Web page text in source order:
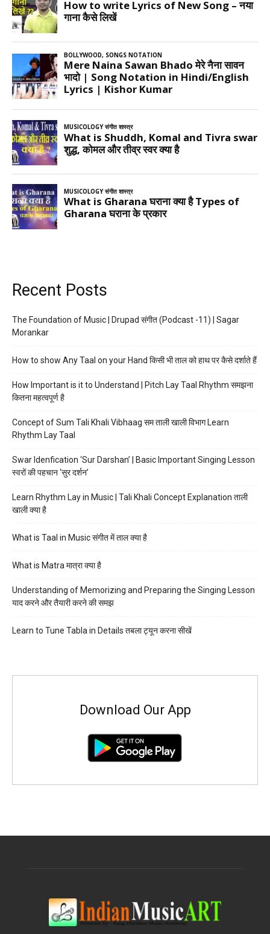
Recent Posts
The Foundation of Music | Drupad संगीत (Podcast -11) | Sagar
Morankar
How to show Any Taal on your Hand किसी भी ताल को हाथ पर कैसे दर्शाते हैं
How Important is it to Understand | Pitch Lay Taal Rhythm समझना
कितना महत्वपूर्ण है
Concept of Sum Tali Khali Vibhaag सम ताली खाली विभाग Learn
Rhythm Lay Taal
Swar Idenfication ‘Sur Darshan’ | Basic Important Singing Lesson
स्वरों की पहचान ‘सुर दर्शन’
Learn Rhythm Lay in Music | Tali Khali Concept Explanation ताली
खाली क्या है
What is Taal in Music संगीत में ताल क्या है
What is Matra मात्रा क्या है
Understanding of Memorizing and Preparing the Singing Lesson
याद करने और तैयारी करने की समझ
Learn to Tune Tabla in Details तबला ट्यून करना सीखें
Download Our App